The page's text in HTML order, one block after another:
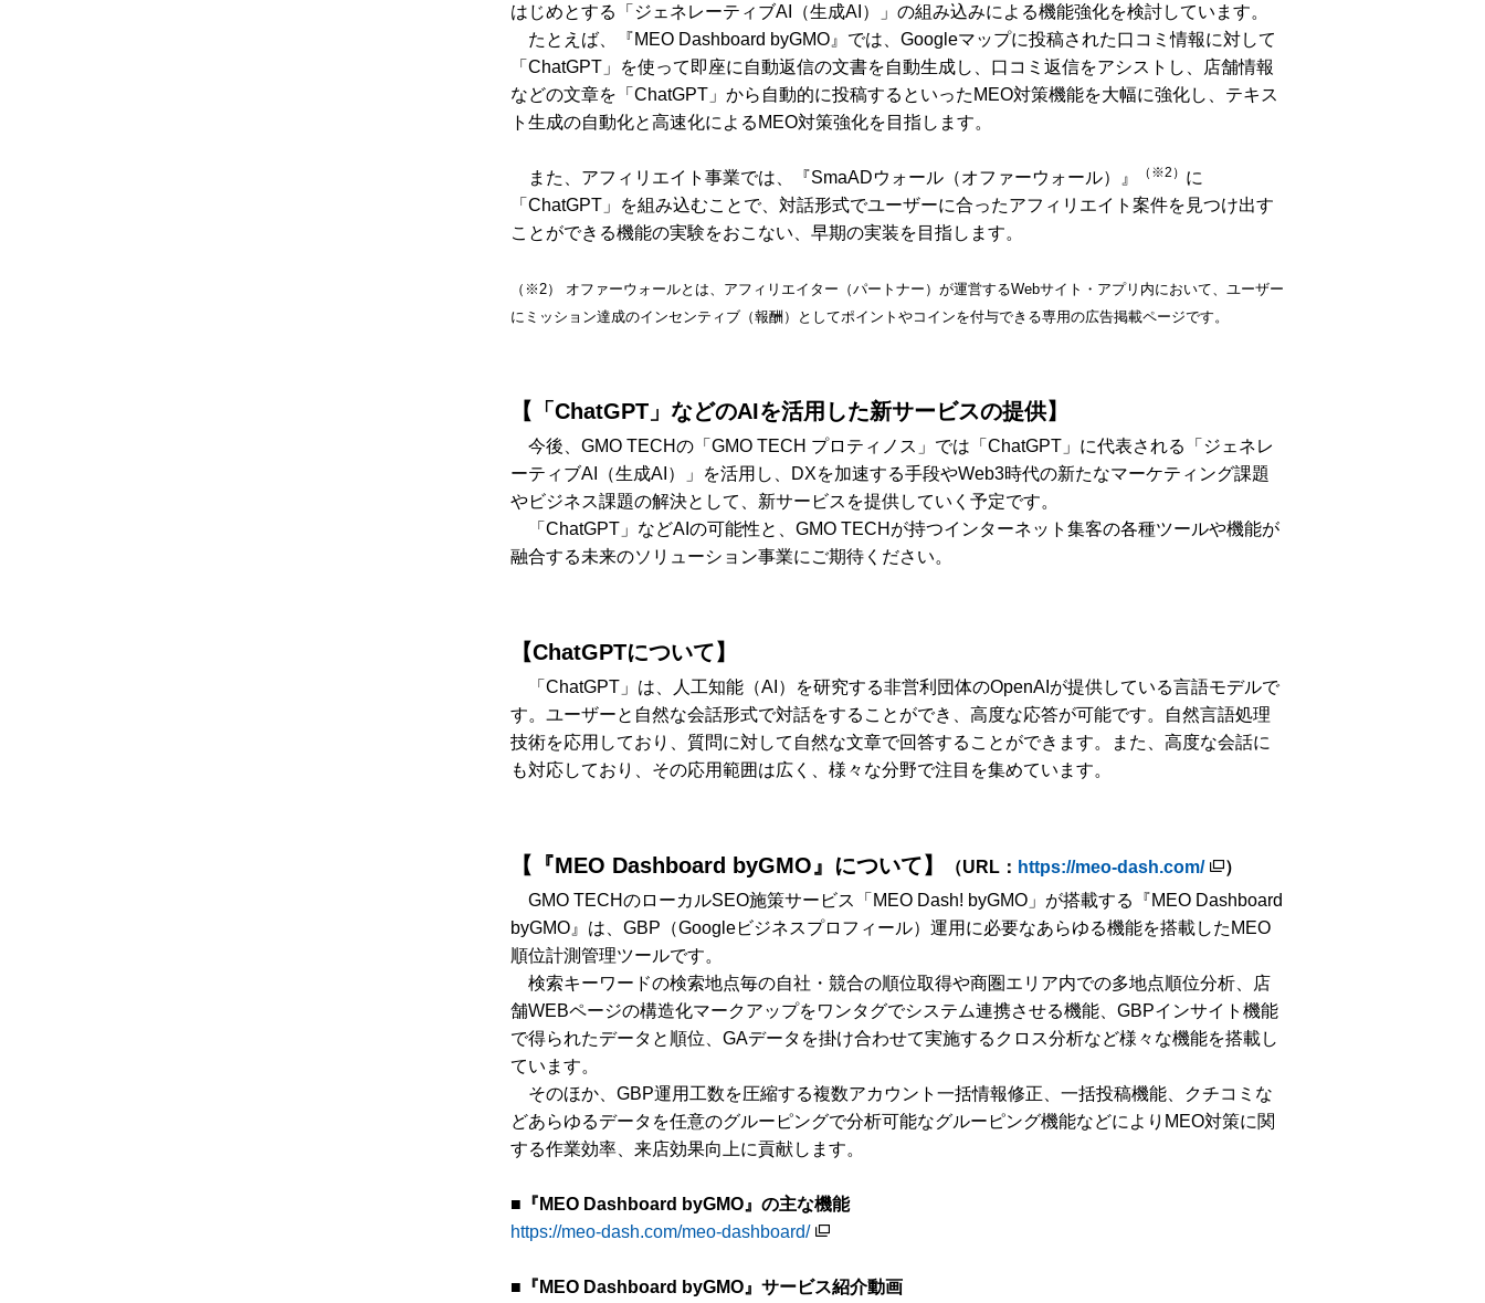
はじめとする「ジェネレーティブAI（生成AI）」の組み込みによる機能強化を検討しています。
たとえば、『MEO Dashboard byGMO』では、Googleマップに投稿された口コミ情報に対して
「ChatGPT」を使って即座に自動返信の文書を自動生成し、口コミ返信をアシストし、店舗情報
などの文章を「ChatGPT」から自動的に投稿するといったMEO対策機能を大幅に強化し、テキス
ト生成の自動化と高速化によるMEO対策強化を目指します。
また、アフィリエイト事業では、『SmaADウォール（オファーウォール）』 （※2） に
「ChatGPT」を組み込むことで、対話形式でユーザーに合ったアフィリエイト案件を見つけ出す
ことができる機能の実験をおこない、早期の実装を目指します。
（※2） オファーウォールとは、アフィリエイター（パートナー）が運営するWebサイト・アプリ内において、ユーザー
にミッション達成のインセンティブ（報酬）としてポイントやコインを付与できる専用の広告掲載ページです。
【「ChatGPT」などのAIを活用した新サービスの提供】
今後、GMO TECHの「GMO TECH プロティノス」では「ChatGPT」に代表される「ジェネレ
ーティブAI（生成AI）」を活用し、DXを加速する手段やWeb3時代の新たなマーケティング課題
やビジネス課題の解決として、新サービスを提供していく予定です。
「ChatGPT」などAIの可能性と、GMO TECHが持つインターネット集客の各種ツールや機能が
融合する未来のソリューション事業にご期待ください。
【ChatGPTについて】
「ChatGPT」は、人工知能（AI）を研究する非営利団体のOpenAIが提供している言語モデルで
す。ユーザーと自然な会話形式で対話をすることができ、高度な応答が可能です。自然言語処理
技術を応用しており、質問に対して自然な文章で回答することができます。また、高度な会話に
も対応しており、その応用範囲は広く、様々な分野で注目を集めています。
【『MEO Dashboard byGMO』について】 （URL： https://meo-dash.com/
）
GMO TECHのローカルSEO施策サービス「MEO Dash! byGMO」が搭載する『MEO Dashboard
byGMO』は、GBP（Googleビジネスプロフィール）運用に必要なあらゆる機能を搭載したMEO
順位計測管理ツールです。
検索キーワードの検索地点毎の自社・競合の順位取得や商圏エリア内での多地点順位分析、店
舗WEBページの構造化マークアップをワンタグでシステム連携させる機能、GBPインサイト機能
で得られたデータと順位、GAデータを掛け合わせて実施するクロス分析など様々な機能を搭載し
ています。
そのほか、GBP運用工数を圧縮する複数アカウント一括情報修正、一括投稿機能、クチコミな
どあらゆるデータを任意のグルーピングで分析可能なグルーピング機能などによりMEO対策に関
する作業効率、来店効果向上に貢献します。
■『MEO Dashboard byGMO』の主な機能
https://meo-dash.com/meo-dashboard/
■『MEO Dashboard byGMO』サービス紹介動画